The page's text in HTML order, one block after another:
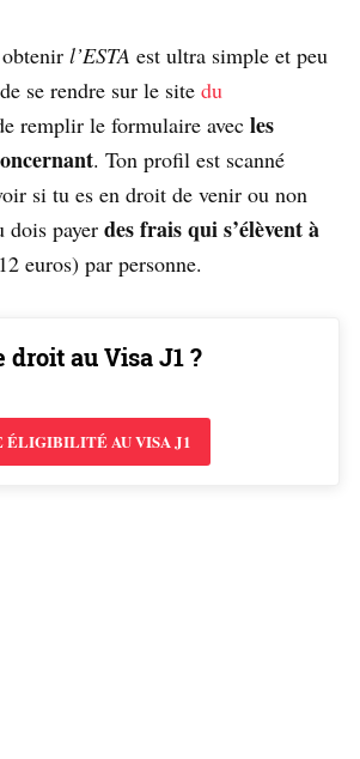
l’ESTA est ultra simple et peu
se rendre sur le site du
remplir le formulaire avec les
. Ton profil est scanné
si tu es en droit de venir ou non
dois payer des frais qui s’élèvent à
euros) par personne.
droit au Visa J1 ?
ÉLIGIBILITÉ AU VISA J1